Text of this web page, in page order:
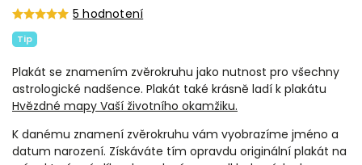
Tip
5 hodnotení
Plakát se znamením zvěrokruhu jako nutnost pro všechny
astrologické nadšence. Plakát také krásně ladí k plakátu
Hvězdné mapy Vaší životního okamžiku.
K danému znamení zvěrokruhu vám vyobrazíme jméno a
datum narození. Získáváte tím opravdu originální plakát na